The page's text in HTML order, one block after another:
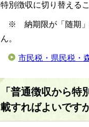
特別徴収に切り替える
※ 納期限が「随期」
ん。
市民税・県民税・
「普通徴収から
載すればよいですか